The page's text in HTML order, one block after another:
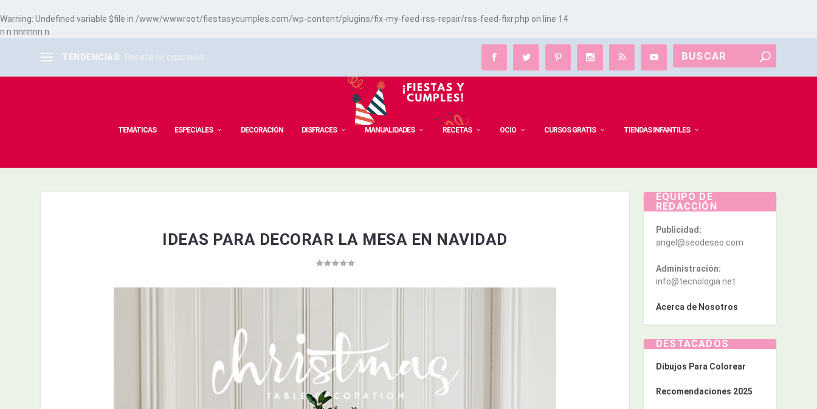
Warning: Undefined variable $file in /www/wwwroot/fiestasycumples.com/wp-content/plugins/fix-my-feed-rss-repair/rss-feed-fixr.php on line 14
n n nnnnnn n
TENDENCIAS: Receta de cupcakes
TEMÁTICAS ESPECIALES DECORACIÓN DISFRACES MANUALIDADES RECETAS OCIO CURSOS GRATIS TIENDAS INFANTILES
IDEAS PARA DECORAR LA MESA EN NAVIDAD
EQUIPO DE
REDACCIÓN
Publicidad:
angel@seodeseo.com
Administración:
info@tecnologia.net
Acerca de Nosotros
DESTACADOS
Dibujos Para Colorear
Recomendaciones 2025